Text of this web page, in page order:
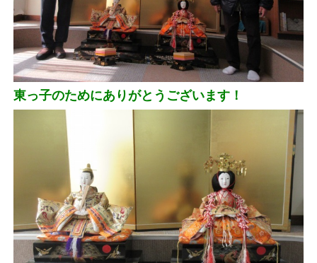
東っ子のためにありがとうございます！